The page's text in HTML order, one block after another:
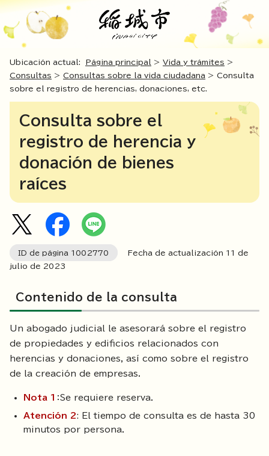
Ubicación actual: Página principal > Vida y trámites >
Consultas > Consultas sobre la vida ciudadana > Consulta
sobre el registro de herencias, donaciones, etc.
Consulta sobre el
registro de herencia y
donación de bienes
raíces
ID de página 1002770 Fecha de actualización 11
de
julio de 2023
Contenido de la consulta
Un abogado judicial le asesorará sobre el registro
de propiedades y edificios relacionados con
herencias y donaciones, así como sobre el registro
de la creación de empresas.
Nota 1 ：Se requiere reserva.
Atención 2: El tiempo de consulta es de hasta 30
minutos por persona.